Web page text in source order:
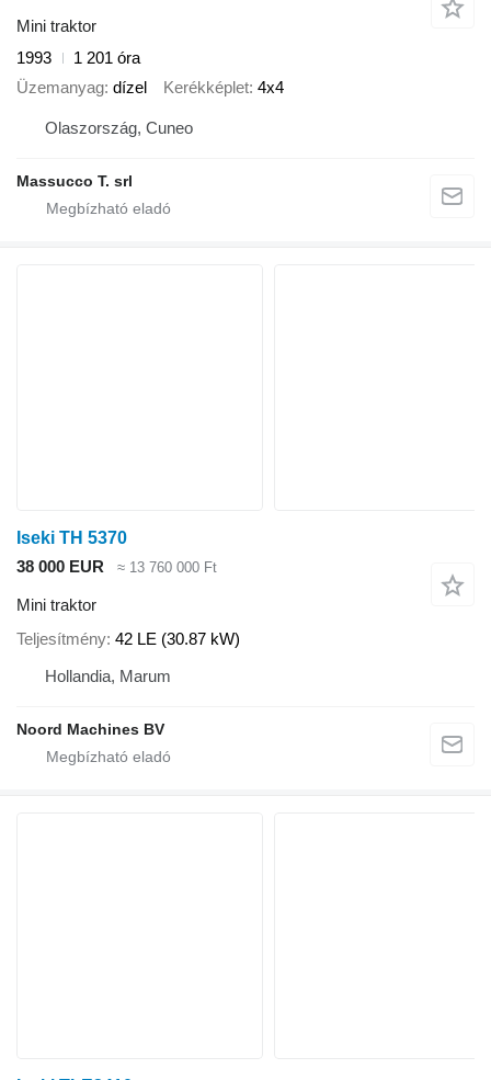
Mini traktor
1993
1 201 óra
Üzemanyag dízel Kerékképlet 4x4
Olaszország, Cuneo
Massucco T. srl
Iseki TH 5370
38 000 EUR
≈ 13 760 000 Ft
Mini traktor
Teljesítmény 42 LE (30.87 kW)
Hollandia, Marum
Noord Machines BV